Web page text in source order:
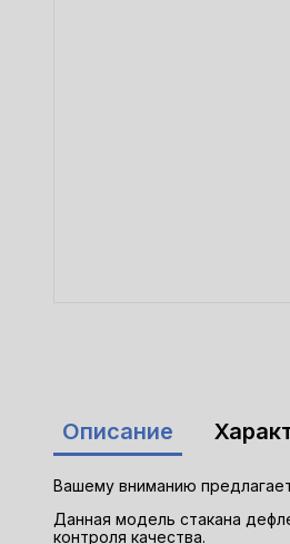
Описание
Вашему вниманию
Данная модель стакана
контроля качества.